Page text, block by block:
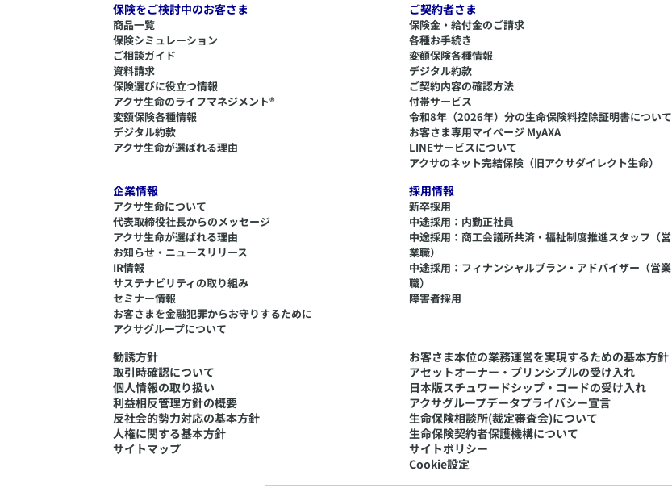
保険をご検討中のお客さま
商品一覧
保険シミュレーション
ご相談ガイド
資料請求
保険選びに役立つ情報
​アクサ生命のライフマネジメント®
変額保険各種情報
デジタル約款
アクサ生命が選ばれる理由
ご契約者さま
保険金・給付金のご請求
各種お手続き
変額保険各種情報
デジタル約款
ご契約内容の確認方法
付帯サービス
令和8年（2026年）分の生命保険料控除証明書について
​お客さま専用マイページ MyAXA
LINEサービスについて
アクサのネット完結保険（旧アクサダイレクト生命）
企業情報
アクサ生命について
代表取締役社長からのメッセージ
アクサ生命が選ばれる理由
お知らせ・ニュースリリース
IR情報
サステナビリティの取り組み
セミナー情報
​お客さまを金融犯罪からお守りするために
アクサグループについて
採用情報
新卒採用
中途採用：内勤正社員
中途採用：商工会議所共済・福祉制度推進スタッフ（営
業職）
中途採用：フィナンシャルプラン・アドバイザー（営業
職）
障害者採用
勧誘方針
取引時確認について
個人情報の取り扱い
利益相反管理方針の概要
反社会的勢力対応の基本方針
人権に関する基本方針
サイトマップ
お客さま本位の業務運営を実現するための基本方針
アセットオーナー・プリンシプルの受け入れ
日本版スチュワードシップ・コードの受け入れ
アクサグループデータプライバシー宣言
生命保険相談所(裁定審査会)について
生命保険契約者保護機構について
サイトポリシー
Cookie設定